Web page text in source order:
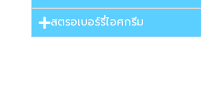
สตรอเบอร์รี่ไอศกรีม